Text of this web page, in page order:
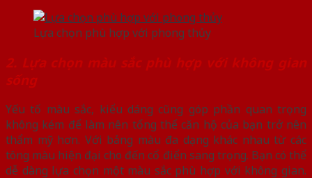
Lựa chọn phù hợp với phong thủy
2. Lựa chọn màu sắc phù hợp với không gian
sống
Yếu tố màu sắc, kiểu dáng cũng góp phần quan trọng
không kém để làm nên tổng thể căn hộ của bạn trở nên
thẩm mỹ hơn. Với bảng màu đa dạng khác nhau từ các
tông màu hiện đại cho đến cổ điển sang trọng. Bạn có thể
dễ dàng lựa chọn một màu sắc phù hợp với không gian.